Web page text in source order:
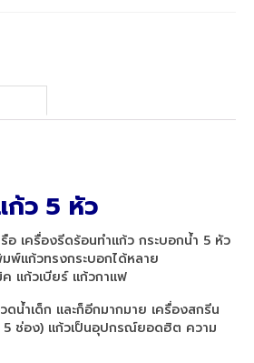
ซับลิเมชั่น Epson SC-F6430
รีนเสื้อ F6430 + HeatRoller 1.9m
บลิเมชั่น Epson SC-F7270
บลิเมชั่น Epson SC-F9430
printer
ก้ว 5 หัว
อ เครื่องรีดร้อนทำแก้ว กระบอกน้ำ 5 หัว
พ์แก้วทรงกระบอกได้หลาย
ค แก้วเบียร์ แก้วกาแฟ
น้ำเด็ก และก็อีกมากมาย เครื่องสกรีน
5 ช่อง) แก้วเป็นอุปกรณ์ยอดฮิต ความ